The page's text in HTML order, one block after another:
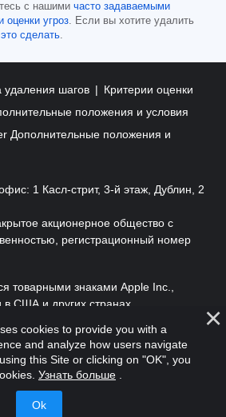
с нашими часто задаваемыми
оценки угроз. Если вы хотите удалить
сделать.
шагов
Критерии оценки
положения и условия
Дополнительные положения и
1 Касл-стрит, 3-й этаж, Дублин, 2
акционерное общество с
регистрационный номер
товарными знаками Apple Inc.,
США и других странах.
Ltd. Все права защищены.
cookies to provide you with a
and analyze how users navigate
this Site or clicking on "OK", you
Узнать больше